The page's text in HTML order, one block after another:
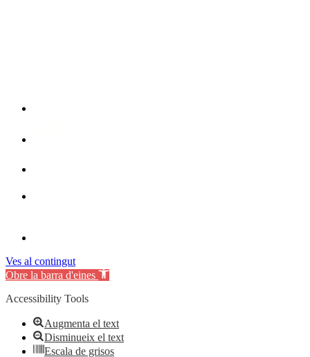
Ves al contingut
Obre la barra d'eines
Accessibility Tools
Augmenta el text
Disminueix el text
Escala de grisos